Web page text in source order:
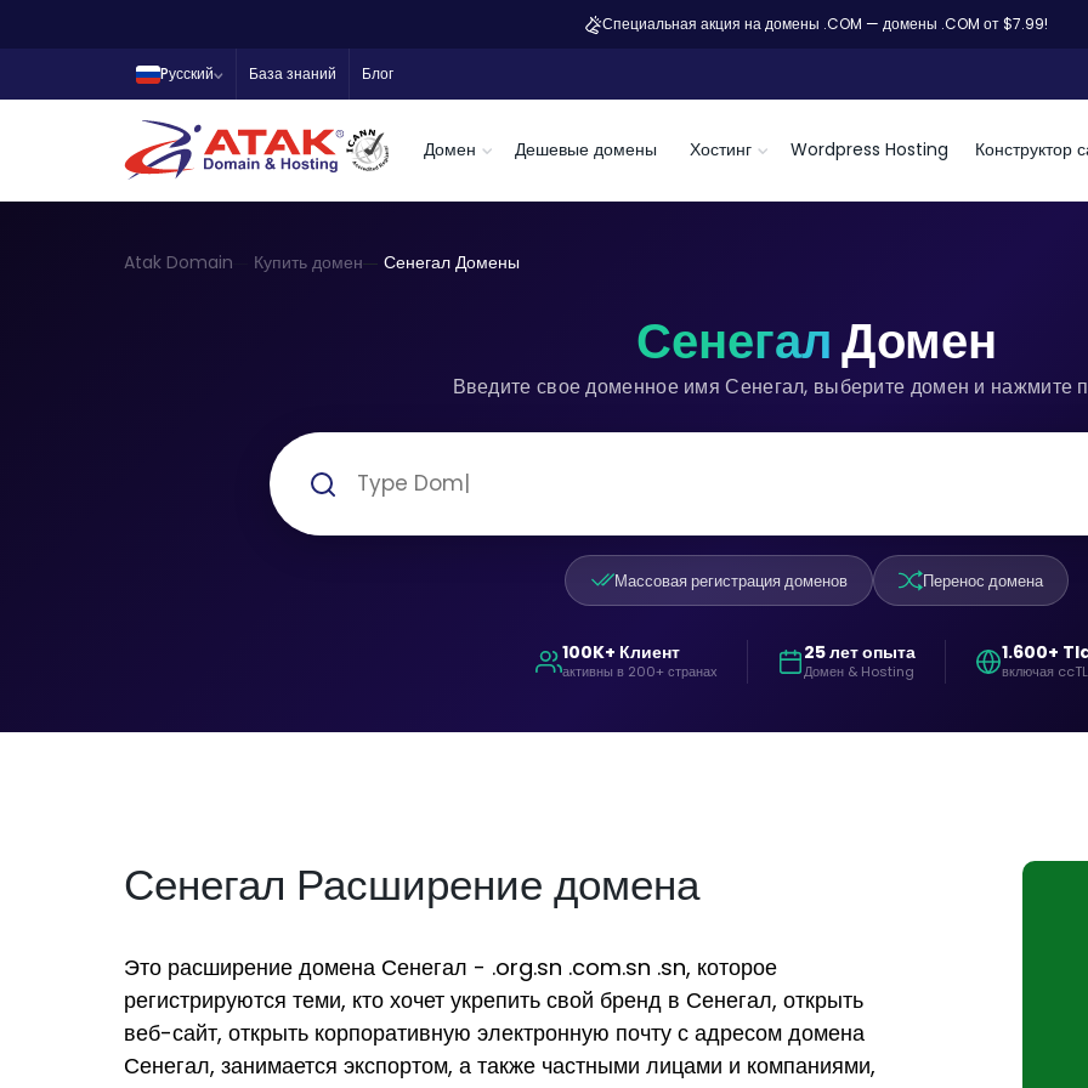
Специальная акция на домены .COM — домены .COM от $7.99!
Pусский База знаний Блог
Домен Дешевые домены Хостинг Wordpress Hosting Конструктор
Atak Domain Купить домен Сенегал Домены
СенегалДомен
Введите свое доменное имя Сенегал, выберите домен и нажмите
Массовая регистрация доменов Перенос домена
100K+ Клиент
активны в 200+ странах
25 лет опыта
Домен & Hosting
1.600+
включая
Сенегал Расширение домена
Это расширение домена Сенегал - .org.sn .com.sn .sn, которое
регистрируются теми, кто хочет укрепить свой бренд в Сенегал, открыть
веб-сайт, открыть корпоративную электронную почту с адресом домена
Сенегал, занимается экспортом, а также частными лицами и компаниями,